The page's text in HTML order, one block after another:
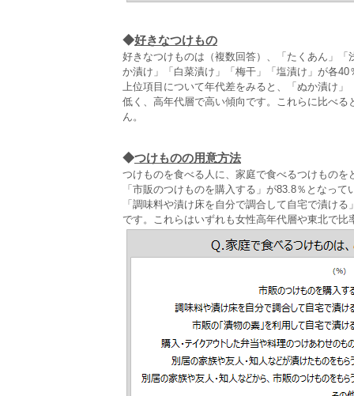
◆好きなつけもの
好きなつけものは（複数回答）、「たくあん」
か漬け」「白菜漬け」「梅干」「塩漬け」が各40
上位項目について年代差をみると、「ぬか漬け
低く、高年代層で高い傾向です。これらに比べ
ん。
◆つけものの用意方法
つけものを食べる人に、家庭で食べるつけもの
「市販のつけものを購入する」が83.8％となって
「調味料や漬け床を自分で調合して自宅で漬け
です。これらはいずれも女性高年代層や東北で比